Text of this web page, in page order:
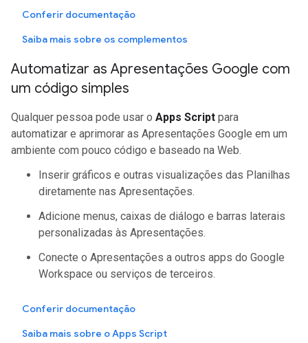
Conferir documentação
Saiba mais sobre os complementos
Automatizar as Apresentações Google com
um código simples
Qualquer pessoa pode usar o Apps Script para
automatizar e aprimorar as Apresentações Google em um
ambiente com pouco código e baseado na Web.
Inserir gráficos e outras visualizações das Planilhas
diretamente nas Apresentações.
Adicione menus, caixas de diálogo e barras laterais
personalizadas às Apresentações.
Conecte o Apresentações a outros apps do Google
Workspace ou serviços de terceiros.
Conferir documentação
Saiba mais sobre o Apps Script